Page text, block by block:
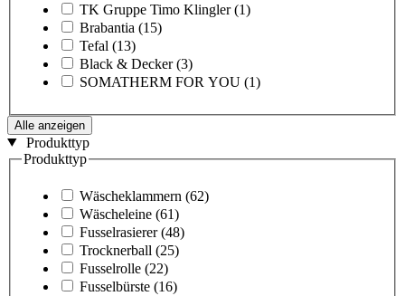
TK Gruppe Timo Klingler (1)
Brabantia (15)
Tefal (13)
Black & Decker (3)
SOMATHERM FOR YOU (1)
Alle anzeigen
Produkttyp
Produkttyp
Wäscheklammern (62)
Wäscheleine (61)
Fusselrasierer (48)
Trocknerball (25)
Fusselrolle (22)
Fusselbürste (16)